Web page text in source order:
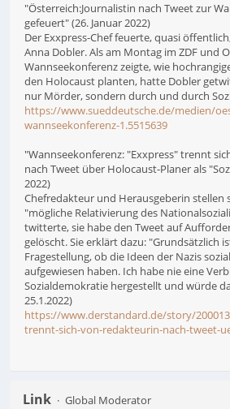
"Österreich:Journalistin nach Tweet zur
gefeuert" (26. Januar 2022)
Der Exxpress-Chef feuerte, quasi
Anna Dobler. Als am Montag im ZDF und
Wannseekonferenz zeigte, wie
den Holocaust planten, hatte Dobler
nur Mörder, sondern durch und durch
https://www.sueddeutsche.de/medien/
wannseekonferenz-1.5515639
"Wannseekonferenz: "Exxpress" trennt
nach Tweet über Holocaust-Planer als
2022)
Chefredakteur und Herausgeberin stellen
"mögliche Relativierung des
twitterte, sie habe den Tweet auf
gelöscht. Sie erklärt dazu: "Grundsätzlich
Fragestellung, ob die Ideen der Nazis
aufgewiesen haben. Ich habe nie eine
Sozialdemokratie hergestellt und würde
25.1.2022)
https://www.derstandard.de/story/
trennt-sich-von-redakteurin-nach-tweet-
Link
Global Moderator